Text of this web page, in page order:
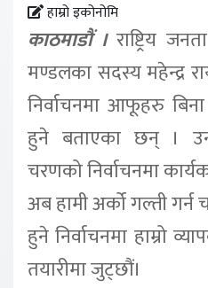
हाम्रो इकोनोमि
काठमाडौं ।राष्ट्रिय
मण्डलका सदस्य महेन्द्र
निर्वाचनमा आफूहरु
हुने बताएका छन् ।
चरणको निर्वाचनमा
अब हामी अर्को गल्ती गर्न
हुने निर्वाचनमा हाम्रो
तयारीमा जुट्छौं।